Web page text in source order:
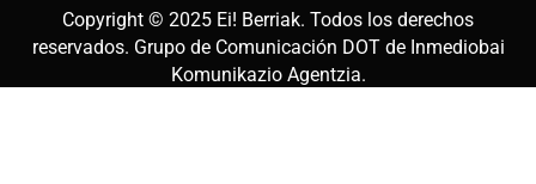
Copyright © 2025 Ei! Berriak. Todos los derechos
reservados. Grupo de Comunicación DOT de Inmediobai
Komunikazio Agentzia.